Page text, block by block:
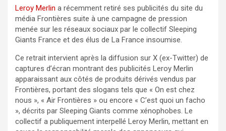
Leroy Merlin a récemment retiré ses publicités du site du
média Frontières suite à une campagne de pression
menée sur les réseaux sociaux par le collectif Sleeping
Giants France et des élus de La France insoumise.
Ce retrait intervient après la diffusion sur X (ex-Twitter) de
captures d’écran montrant des publicités Leroy Merlin
apparaissant aux côtés de produits dérivés vendus par
Frontières, portant des slogans tels que « On est chez
nous », « Air Frontières » ou encore « C’est quoi un facho
», décrits par Sleeping Giants comme xénophobes. Le
collectif a publiquement interpellé Leroy Merlin, mettant en